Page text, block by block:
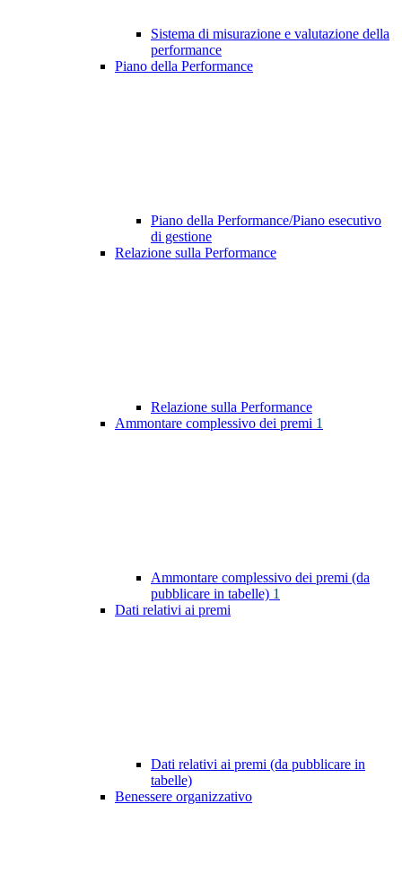
Sistema di misurazione e valutazione della
performance
Piano della Performance
Piano della Performance/Piano esecutivo
di gestione
Relazione sulla Performance
Relazione sulla Performance
Ammontare complessivo dei premi 1
Ammontare complessivo dei premi (da
pubblicare in tabelle) 1
Dati relativi ai premi
Dati relativi ai premi (da pubblicare in
tabelle)
Benessere organizzativo